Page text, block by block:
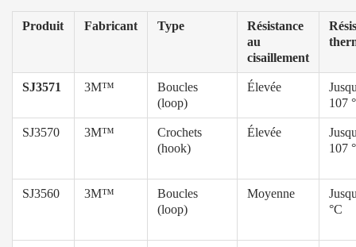
Produit Fabricant Type
Résistance
au
cisaillement
SJ3571 3M™
Boucles
(loop)
Élevée
107
SJ3570 3M™
Crochets
(hook)
Élevée
107
SJ3560 3M™
Boucles
(loop)
Moyenne
°C